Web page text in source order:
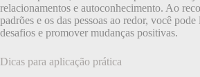
relacionamentos e autoconhecimento. Ao
padrões e os das pessoas ao redor, você
desafios e promover mudanças positivas.
Dicas para aplicação prática